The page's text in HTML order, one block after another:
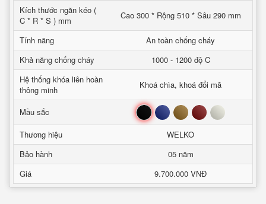
Kích thước ngăn kéo (
C * R * S ) mm
Cao 300 * Rộng 510 * Sâu 290 mm
Tính năng
An toàn chống cháy
Khả năng chống cháy
1000 - 1200 độ C
Hệ thống khóa liên hoàn
thông minh
Khoá chìa, khoá đổi mã
Mầu sắc Đen Xanh Nâu Đỏ Trắng
Thương hiệu
WELKO
Bảo hành
05 năm
Giá
9.700.000 VNĐ